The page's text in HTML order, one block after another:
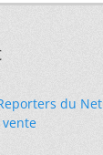
du Net